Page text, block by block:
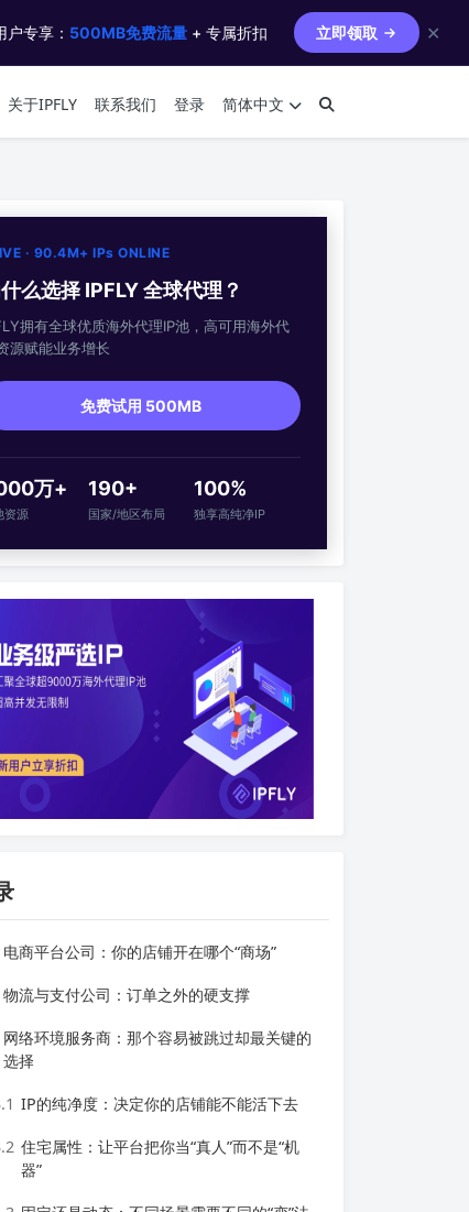
户专享： 500MB免费流量 + 专属折扣 立即领取 ✕
关于IPFLY 联系我们 登录 简体中文
· 90.4M+ IPs ONLINE
么选择 IPFLY 全球代理？
拥有全球优质海外代理IP池，高可用海外代
源赋能业务增长
免费试用 500MB
万+
资源
190+
国家/地区布局
100%
独享高纯净IP
电商平台公司：你的店铺开在哪个“商场”
物流与支付公司：订单之外的硬支撑
网络环境服务商：那个容易被跳过却最关键的
选择
IP的纯净度：决定你的店铺能不能活下去
住宅属性：让平台把你当“真人”而不是“机
器”